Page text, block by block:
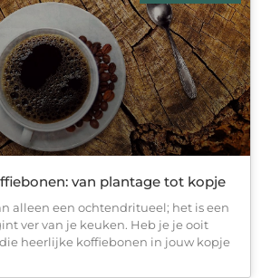
van plantage tot kopje
alleen een ochtendritueel; het is een
ver van je keuken. Heb je je ooit
heerlijke koffiebonen in jouw kopje